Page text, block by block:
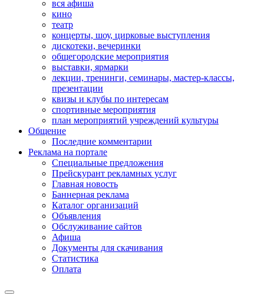
вся афиша
кино
театр
концерты, шоу, цирковые выступления
дискотеки, вечеринки
общегородские мероприятия
выставки, ярмарки
лекции, тренинги, семинары, мастер-классы,
презентации
квизы и клубы по интересам
спортивные мероприятия
план мероприятий учреждений культуры
Общение
Последние комментарии
Реклама на портале
Специальные предложения
Прейскурант рекламных услуг
Главная новость
Баннерная реклама
Каталог организаций
Объявления
Обслуживание сайтов
Афиша
Документы для скачивания
Статистика
Оплата